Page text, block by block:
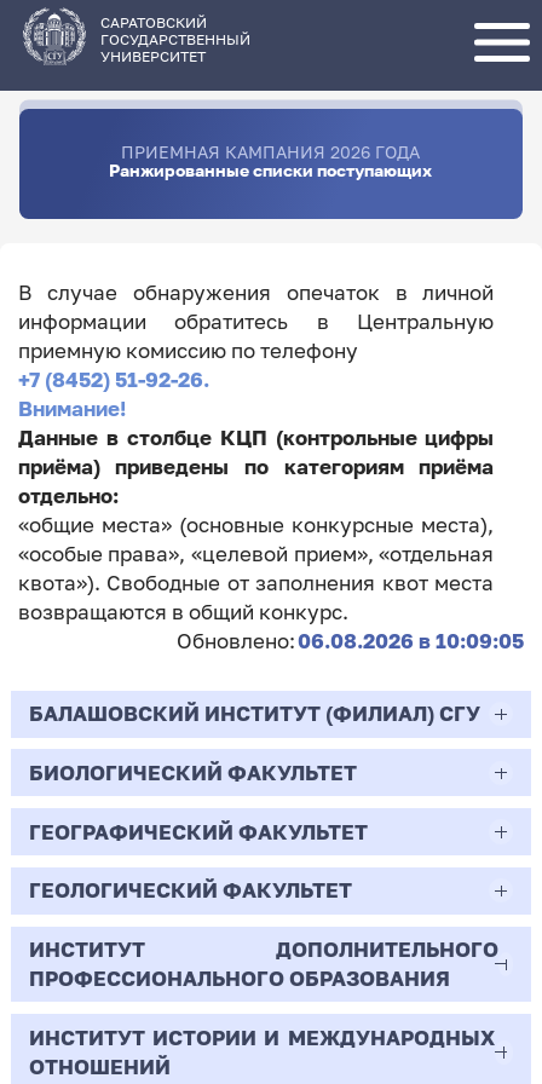
основному
содержанию
САРАТОВСКИЙ
ГОСУДАРСТВЕННЫЙ
УНИВЕРСИТЕТ
ПРИЕМНАЯ КАМПАНИЯ 2026 ГОДА
Ранжированные списки поступающих
В случае обнаружения опечаток в личной
информации обратитесь в Центральную
приемную комиссию по телефону
+7 (8452) 51-92-26.
Внимание!
Данные в столбце КЦП (контрольные цифры
приёма) приведены по категориям приёма
отдельно:
«общие места» (основные конкурсные места),
«особые права», «целевой прием», «отдельная
квота»). Свободные от заполнения квот места
возвращаются в общий конкурс.
Обновлено:06.08.2026 в 10:09:05
БАЛАШОВСКИЙ ИНСТИТУТ (ФИЛИАЛ) СГУ
44.03.02
Психолого-педагогическое образование
Очная | Бакалавр
Всего бюджетных мест - 10
Бюджет/
Общие места
Профиль: Практическая
психология образования
БИОЛОГИЧЕСКИЙ ФАКУЛЬТЕТ
06.03.01
Биология
Очная | Бакалавр
Всего бюджетных мест - 50
Бюджет/Общие места
ГЕОГРАФИЧЕСКИЙ ФАКУЛЬТЕТ
05.03.02
География
Очная | Бакалавр
Всего бюджетных мест - 15
ГЕОЛОГИЧЕСКИЙ ФАКУЛЬТЕТ
05.03.01
Геология
Очная | Бакалавр
ИНСТИТУТ ДОПОЛНИТЕЛЬНОГО
ПРОФЕССИОНАЛЬНОГО ОБРАЗОВАНИЯ
38.03.02
ИНСТИТУТ ИСТОРИИ И МЕЖДУНАРОДНЫХ
ОТНОШЕНИЙ